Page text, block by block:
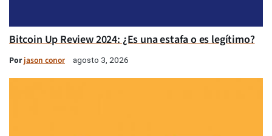
Bitcoin Up Review 2024: ¿Es una estafa o es legítimo?
Porjason conor agosto 3, 2026